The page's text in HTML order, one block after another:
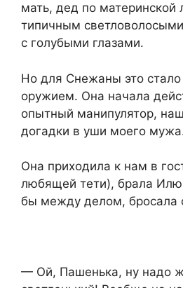
мать, дед по материнской
типичным
с голубыми глазами.
Но для Снежаны это
оружием. Она начала
опытный манипулятор,
догадки в уши моего
Она приходила к нам в
любящей тети), брала
бы между делом, бросала
— Ой, Пашенька, ну надо